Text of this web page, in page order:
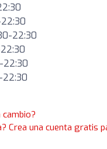
22:30
22:30
22:30
22:30
22:30
Crea una cuenta gratis